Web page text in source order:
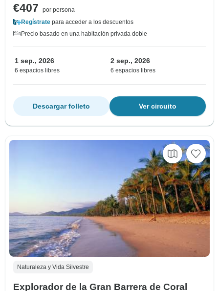
€407
por persona
Regístrate para acceder a los descuentos
Precio basado en una habitación privada doble
1 sep., 2026
6 espacios libres
2 sep., 2026
6 espacios libres
Ver circuito
Descargar folleto
Naturaleza y Vida Silvestre
Explorador de la Gran Barrera de Coral